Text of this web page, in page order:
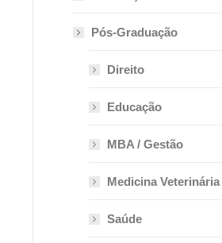
Pós-Graduação
Direito
Educação
MBA / Gestão
Medicina Veterinária
Saúde